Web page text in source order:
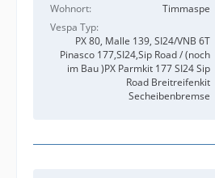
Wohnort
Timmaspe
Vespa Typ
PX 80, Malle 139, SI24/VNB 6T
Pinasco 177,SI24,Sip Road / (noch
im Bau )PX Parmkit 177 SI24 Sip
Road Breitreifenkit
Secheibenbremse